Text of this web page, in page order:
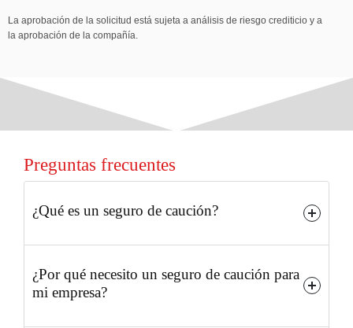
La aprobación de la solicitud está sujeta a análisis de riesgo crediticio y a
la aprobación de la compañía.
Preguntas frecuentes
¿Qué es un seguro de caución?
cumplimiento de obligaciones financieras o contractuales
asumidas por una parte en beneficio de otra. Es una
¿Por qué necesito un seguro de caución para
mi empresa?